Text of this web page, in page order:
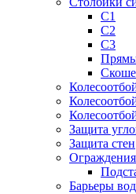
С1
С2
С3
Защита
Защита стен
Барьеры